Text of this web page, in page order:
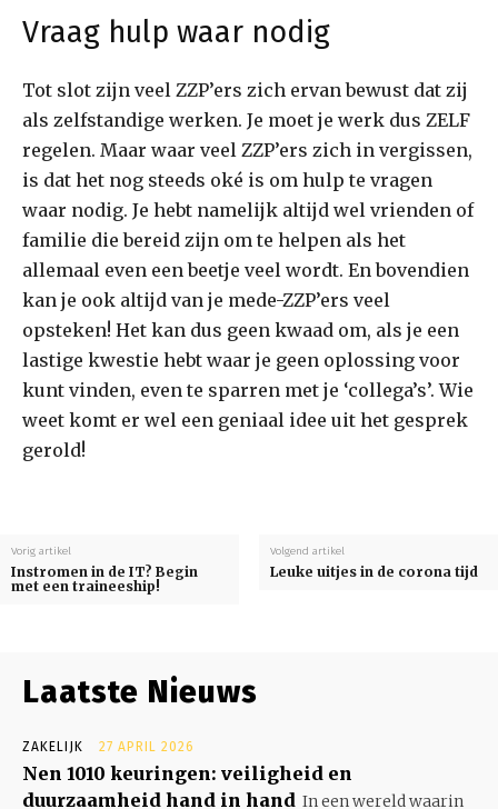
Vraag hulp waar nodig
Tot slot zijn veel ZZP’ers zich ervan bewust dat zij
als zelfstandige werken. Je moet je werk dus ZELF
regelen. Maar waar veel ZZP’ers zich in vergissen,
is dat het nog steeds oké is om hulp te vragen
waar nodig. Je hebt namelijk altijd wel vrienden of
familie die bereid zijn om te helpen als het
allemaal even een beetje veel wordt. En bovendien
kan je ook altijd van je mede-ZZP’ers veel
opsteken! Het kan dus geen kwaad om, als je een
lastige kwestie hebt waar je geen oplossing voor
kunt vinden, even te sparren met je ‘collega’s’. Wie
weet komt er wel een geniaal idee uit het gesprek
gerold!
Vorig artikel
Instromen in de IT? Begin
met een traineeship!
Volgend artikel
Leuke uitjes in de corona tijd
Laatste Nieuws
ZAKELIJK 27 APRIL 2026
Nen 1010 keuringen: veiligheid en
duurzaamheid hand in hand In een wereld waarin